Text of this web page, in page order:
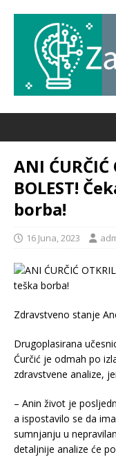
ANI ĆURČIĆ
BOLEST!
borba!
16 Juna, 2023
Zdravstveno stanje
Drugoplasirana
Ćurčić je odmah po
zdravstvene analize,
– Anin život je
a ispostavilo se da
sumnjanju u
detaljnije analize će